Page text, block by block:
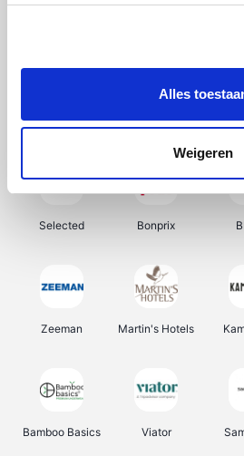
Alles
Weigeren
Samsung Delonghi
Selected Bonprix
Zeeman Martin's Hotels
Bamboo Basics Viator